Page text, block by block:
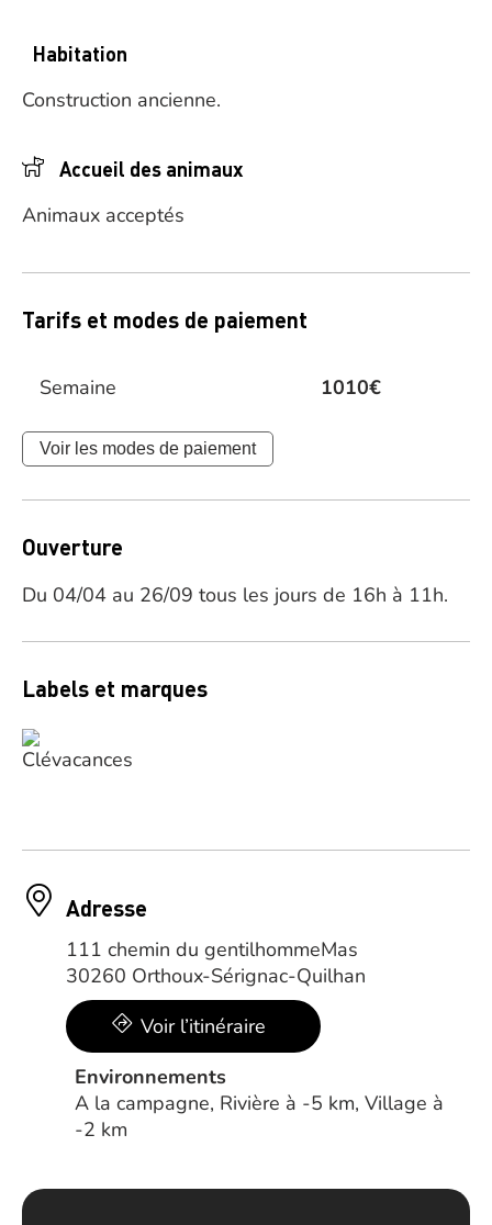
Habitation
Construction ancienne.
Accueil des animaux
Animaux acceptés
Tarifs et modes de paiement
Semaine 1010€
Voir les modes de paiement
Ouverture
Du 04/04 au 26/09 tous les jours de 16h à 11h.
Labels et marques
Adresse
111 chemin du gentilhommeMas
30260 Orthoux-Sérignac-Quilhan
Voir l’itinéraire
Environnements
A la campagne, Rivière à -5 km, Village à
-2 km